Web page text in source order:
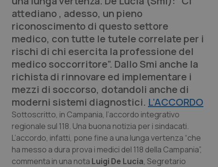
Lettere al direttore
Edizioni Regionali
QS Pro
Professionisti Sanitari.AI
Abruzzo
Basilicata
Calabria
QS Pro Gold
Artrite & artrosi
Asma & BPCO
QS Club Newsletter
attediano , adesso, un pieno
riconoscimento di questo settore
medico, con tutte le tutele correlate per i
rischi di chi esercita la professione del
medico soccorritore”. Dallo Smi anche la
richista di rinnovare ed implementare i
mezzi di soccorso, dotandoli anche di
moderni sistemi diagnostici. L’ACCORDO
Sottoscritto, in Campania, l’accordo integrativo
regionale sul 118. Una buona notizia per i sindacati.
L’accordo, infatti, pone fine a una lunga vertenza “che
ha messo a dura prova i medici del 118 della Campania”,
commenta in una nota Luigi De Lucia, Segretario